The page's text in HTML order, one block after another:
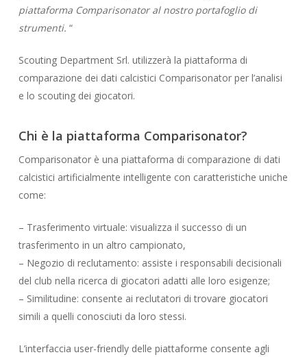
piattaforma Comparisonator al nostro portafoglio di
strumenti. “
Scouting Department Srl. utilizzerà la piattaforma di
comparazione dei dati calcistici Comparisonator per l’analisi
e lo scouting dei giocatori.
Chi è la piattaforma Comparisonator?
Comparisonator è una piattaforma di comparazione di dati
calcistici artificialmente intelligente con caratteristiche uniche
come:
– Trasferimento virtuale: visualizza il successo di un
trasferimento in un altro campionato,
– Negozio di reclutamento: assiste i responsabili decisionali
del club nella ricerca di giocatori adatti alle loro esigenze;
– Similitudine: consente ai reclutatori di trovare giocatori
simili a quelli conosciuti da loro stessi.
L’interfaccia user-friendly delle piattaforme consente agli